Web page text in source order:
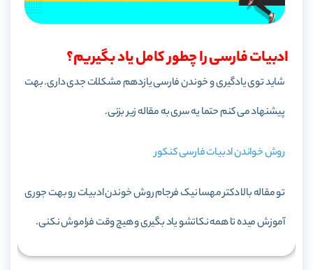
ادبیات فارسی را چطور کامل یاد بگیریم؟
شاید توی یادگیری و خوندن فارسی یازدهم مشکلات جدی داری. بهت
پیشنهاد می کنم حتما یه سری به مقاله زیر بزنی.
روش خواندن ادبیات فارسی کنکور
تو مقاله بالا دکتر مهسا نیک فرجام روش خوندن ادبیات رو بهت جوری
آموزش میده تا همه نکاتشو یاد بگیری و هیچ وقت فراموش نکنی.